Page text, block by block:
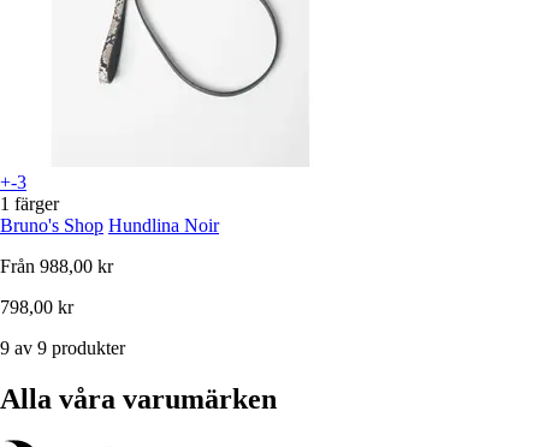
+-3
1 färger
Bruno's Shop Hundlina Noir
Från 988,00 kr
798,00 kr
9 av 9 produkter
Alla våra varumärken